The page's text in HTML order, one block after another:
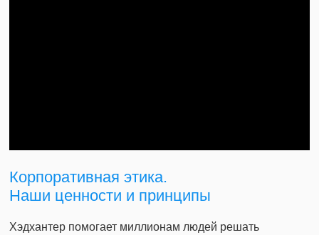
Корпоративная этика.
Наши ценности и принципы
Хэдхантер помогает миллионам людей решать